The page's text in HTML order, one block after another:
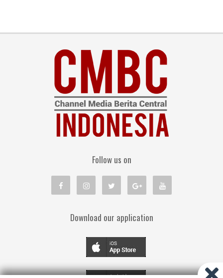
Follow us on
Download our application